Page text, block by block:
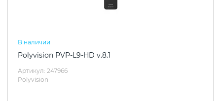
В наличии
Polyvision PVP-L9-HD v.8.1
Артикул: 247966
Polyvision